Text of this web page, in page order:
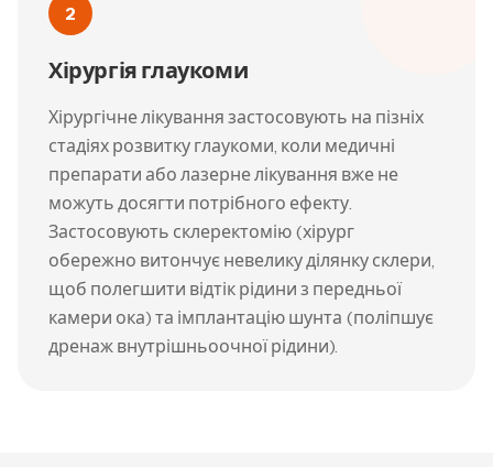
2
Хірургія глаукоми
Хірургічне лікування застосовують на пізніх
стадіях розвитку глаукоми, коли медичні
препарати або лазерне лікування вже не
можуть досягти потрібного ефекту.
Застосовують склеректомію (хірург
обережно витончує невелику ділянку склери,
щоб полегшити відтік рідини з передньої
камери ока) та імплантацію шунта (поліпшує
дренаж внутрішньоочної рідини).